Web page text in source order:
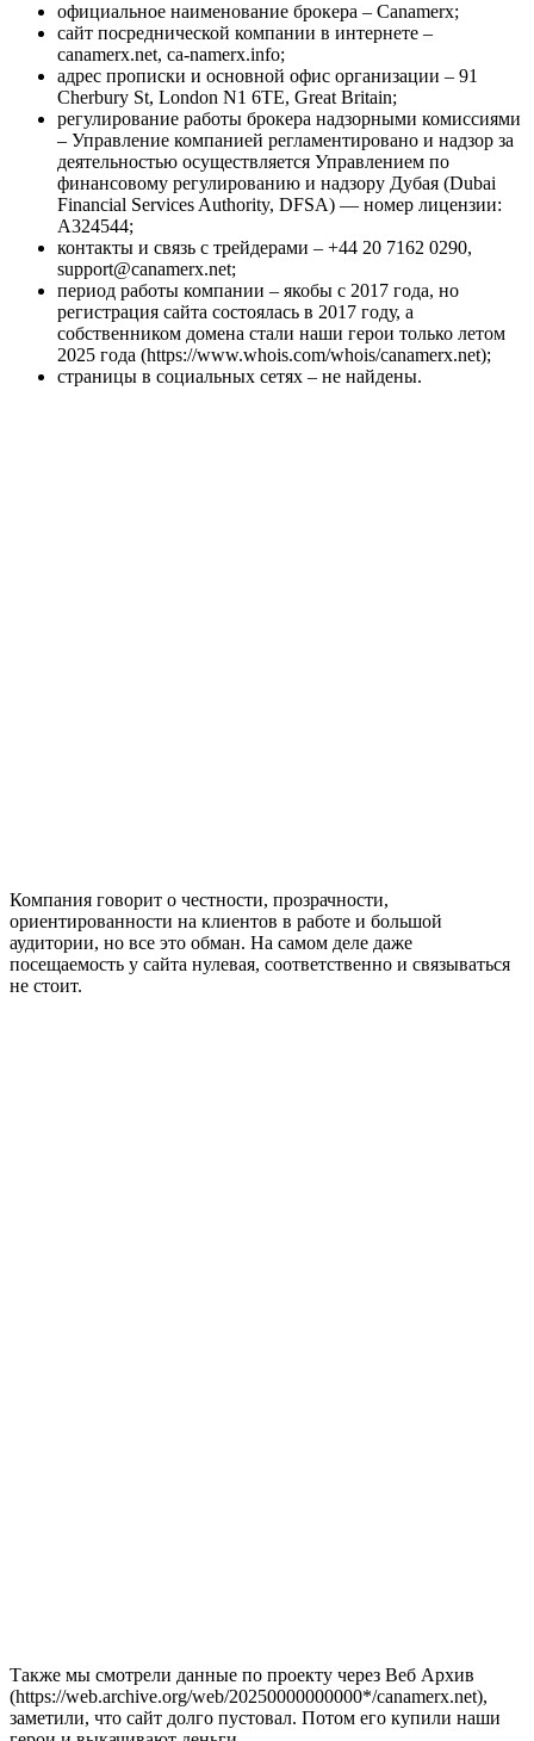
официальное наименование брокера – Canamerx;
сайт посреднической компании в интернете –
canamerx.net, ca-namerx.info;
адрес прописки и основной офис организации – 91
Cherbury St, London N1 6TE, Great Britain;
регулирование работы брокера надзорными комиссиями
– Управление компанией регламентировано и надзор за
деятельностью осуществляется Управлением по
финансовому регулированию и надзору Дубая (Dubai
Financial Services Authority, DFSA) — номер лицензии:
А324544;
контакты и связь с трейдерами – +44 20 7162 0290,
support@canamerx.net;
период работы компании – якобы с 2017 года, но
регистрация сайта состоялась в 2017 году, а
собственником домена стали наши герои только летом
2025 года (https://www.whois.com/whois/canamerx.net);
страницы в социальных сетях – не найдены.
Компания говорит о честности, прозрачности,
ориентированности на клиентов в работе и большой
аудитории, но все это обман. На самом деле даже
посещаемость у сайта нулевая, соответственно и связываться
не стоит.
Также мы смотрели данные по проекту через Веб Архив
(https://web.archive.org/web/20250000000000*/canamerx.net),
заметили, что сайт долго пустовал. Потом его купили наши